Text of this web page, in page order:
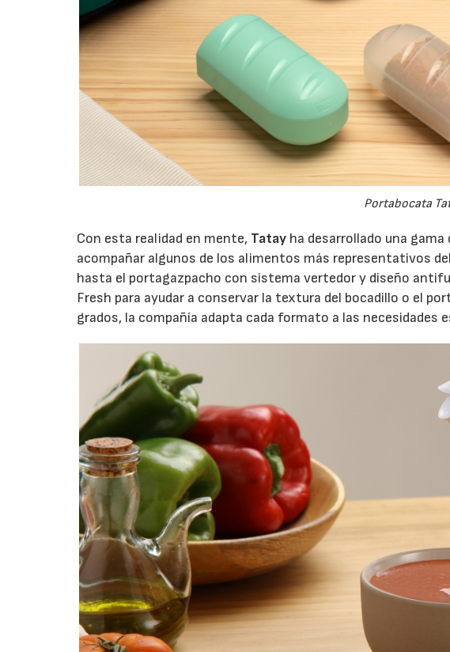
Portabocata
Con esta realidad en mente, Tatay ha desarrollado una
acompañar algunos de los alimentos más representativos
hasta el portagazpacho con sistema vertedor y diseño
Fresh para ayudar a conservar la textura del bocadillo o el
grados, la compañía adapta cada formato a las necesidades